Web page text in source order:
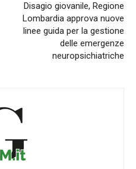
Disagio giovanile, Regione
Lombardia approva nuove
linee guida per la gestione
delle emergenze
neuropsichiatriche